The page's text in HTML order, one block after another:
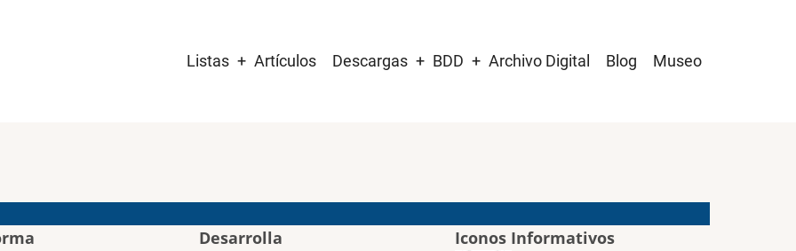
navigation
Listas Artículos Descargas BDD Archivo Digital Blog Museo
Desarrolla
Iconos Informativos